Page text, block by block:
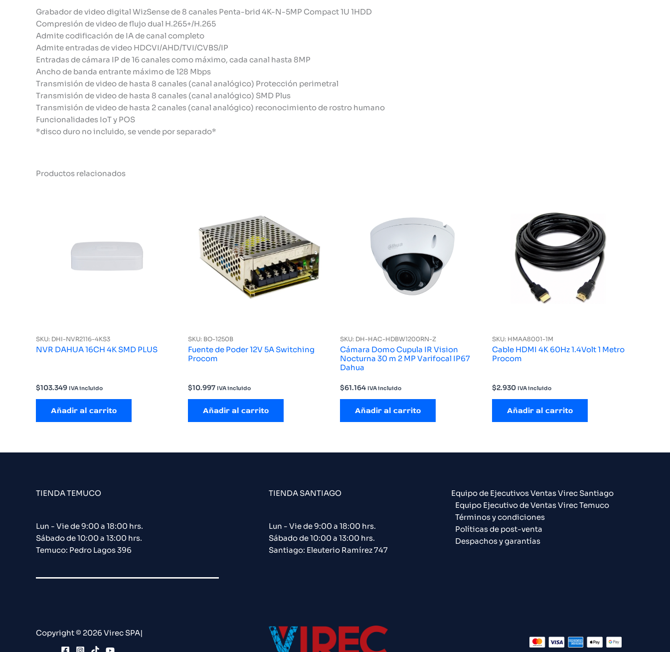
Grabador de video digital WizSense de 8 canales Penta-brid 4K-N-5MP Compact 1U 1HDD
Compresión de video de flujo dual H.265+/H.265
Admite codificación de IA de canal completo
Admite entradas de video HDCVI/AHD/TVI/CVBS/IP
Entradas de cámara IP de 16 canales como máximo, cada canal hasta 8MP
Ancho de banda entrante máximo de 128 Mbps
Transmisión de video de hasta 8 canales (canal analógico) Protección perimetral
Transmisión de video de hasta 8 canales (canal analógico) SMD Plus
Transmisión de video de hasta 2 canales (canal analógico) reconocimiento de rostro humano
Funcionalidades IoT y POS
*disco duro no incluido, se vende por separado*
Productos relacionados
SKU: DHI-NVR2116-4KS3
NVR DAHUA 16CH 4K SMD PLUS
$103.349 IVA incluido
Añadir al carrito
SKU: BO-1250B
Fuente de Poder 12V 5A Switching
Procom
$10.997 IVA incluido
Añadir al carrito
SKU: DH-HAC-HDBW1200RN-Z
Cámara Domo Cupula IR Vision
Nocturna 30 m 2 MP Varifocal IP67
Dahua
$61.164 IVA incluido
Añadir al carrito
SKU: HMAA8001-1M
Cable HDMI 4K 60Hz 1.4Volt 1 Metro
Procom
$2.930 IVA incluido
Añadir al carrito
TIENDA TEMUCO
Lun - Vie de 9:00 a 18:00 hrs.
Sábado de 10:00 a 13:00 hrs.
Temuco: Pedro Lagos 396
TIENDA SANTIAGO
Lun - Vie de 9:00 a 18:00 hrs.
Sábado de 10:00 a 13:00 hrs.
Santiago: Eleuterio Ramírez 747​
Equipo de Ejecutivos Ventas Virec Santiago
Equipo Ejecutivo de Ventas Virec Temuco
Términos y condiciones
Políticas de post-venta
Despachos y garantías
Copyright © 2026 Virec SPA|